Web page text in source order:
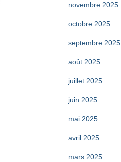
novembre 2025
octobre 2025
septembre 2025
août 2025
juillet 2025
juin 2025
mai 2025
avril 2025
mars 2025